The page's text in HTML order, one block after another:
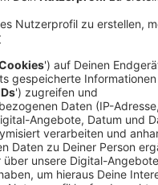
an der Nächstebrecker
- dort soll sich künftig
dem Nächstebrecker
Der nördliche
des Vereins als
Der Beschluss das
Grundstück zu
am 22. Juni